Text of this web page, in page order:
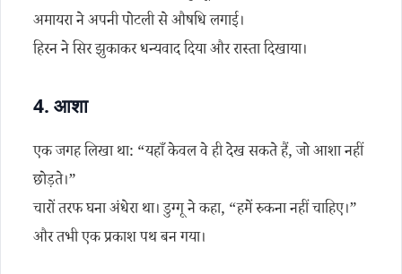
अमायरा ने अपनी पोटली से औषधि लगाई।
हिरन ने सिर झुकाकर धन्यवाद दिया और रास्ता दिखाया।
4. आशा
एक जगह लिखा था: “यहाँ केवल वे ही देख सकते हैं, जो आशा नहीं
छोड़ते।”
चारों तरफ घना अंधेरा था। डुग्गू ने कहा, “हमें रुकना नहीं चाहिए।”
और तभी एक प्रकाश पथ बन गया।